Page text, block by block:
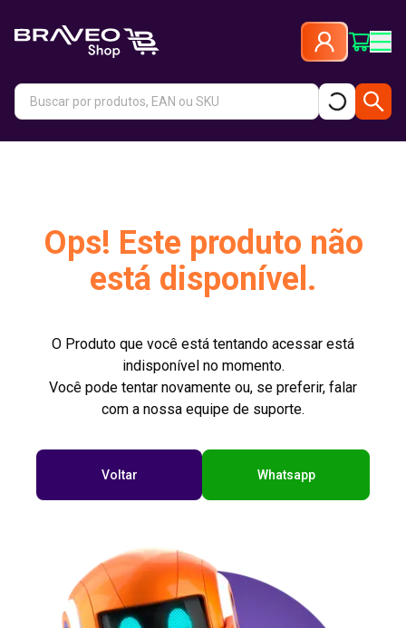
Ops! Este produto não
está disponível.
O Produto que você está tentando acessar está
indisponível no momento.
Você pode tentar novamente ou, se preferir, falar
com a nossa equipe de suporte.
Voltar Whatsapp